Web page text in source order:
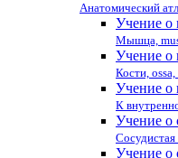
Анатомический
Учение
Мышца,
Учение о
Кости,
Учение о
К
Учение о
Учение о